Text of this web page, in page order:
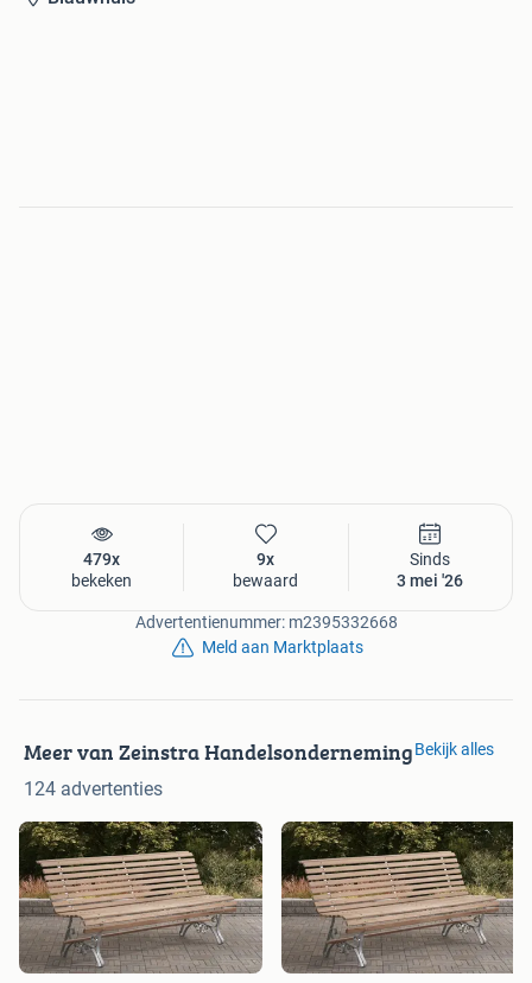
479x
bekeken
9x
bewaard
Sinds
3 mei '26
Advertentienummer: m2395332668
Meld aan Marktplaats
Meer van Zeinstra Handelsonderneming
124 advertenties
Bekijk alles